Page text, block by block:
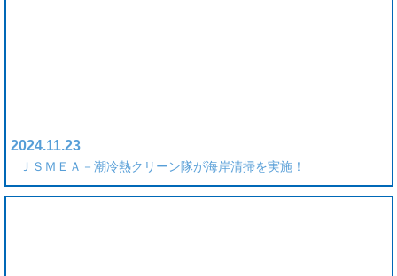
2024.11.23
ＪＳＭＥＡ－潮冷熱クリーン隊が海岸清掃を実施！